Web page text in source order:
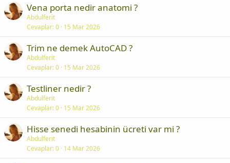
Vena porta nedir anatomi ?
Abdulferit
Cevaplar 0 15 Mar 2026
Trim ne demek AutoCAD ?
Abdulferit
Cevaplar 0 15 Mar 2026
Testliner nedir ?
Abdulferit
Cevaplar 0 15 Mar 2026
Hisse senedi hesabinin ücreti var mi ?
Abdulferit
Cevaplar 0 14 Mar 2026